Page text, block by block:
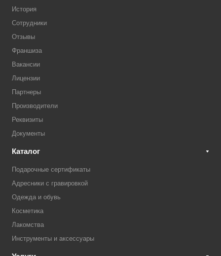
История
Сотрудники
Отзывы
Франшиза
Вакансии
Лицензии
Партнеры
Производители
Реквизиты
Документы
Каталог
Подарочные сертификаты
Адресники с гравировкой
Одежда и обувь
Косметика
Лакомства
Инструменты и аксессуары